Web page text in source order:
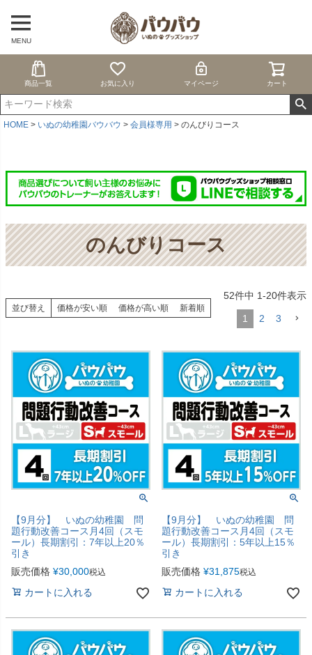
MENU
商品一覧 お気に入り マイページ カート
HOME いぬの幼稚園バウバウ 会員様専用 のんびりコース
のんびりコース
並び替え 価格が安い順 価格が高い順 新着順
52件中 1-20件表示
1 2 3
【9月分】 いぬの幼稚園 問
題行動改善コース月4回（スモ
ール）長期割引：7年以上20％
引き
販売価格 ¥30,000税込
カートに入れる
【9月分】 いぬの幼稚園 問
題行動改善コース月4回（スモ
ール）長期割引：5年以上15％
引き
販売価格 ¥31,875税込
カートに入れる